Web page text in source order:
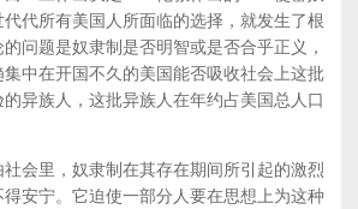
代所有美国人所面临的选择，就发生了根
问题是奴隶制是否明智或是否合乎正义，
中在开国不久的美国能否吸收社会上这批
异族人，这批异族人在年约占美国总人口
里，奴隶制在其存在期间所引起的激烈
安宁。它迫使一部分人要在思想上为这种